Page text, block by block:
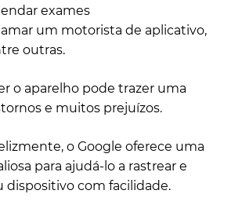
exames
um motorista de aplicativo,
outras.
o aparelho pode trazer uma
e muitos prejuízos.
o Google oferece uma
para ajudá-lo a rastrear e
dispositivo com facilidade.